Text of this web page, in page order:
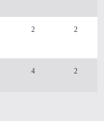
2 2
4 2